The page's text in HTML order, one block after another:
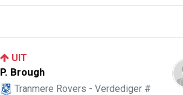
UIT
P. Brough
Tranmere Rovers - Verdediger #